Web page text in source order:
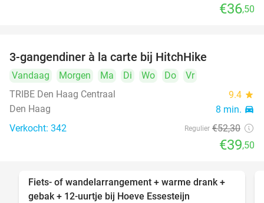
€36,50
3-gangendiner à la carte bij HitchHike
Vandaag Morgen Ma Di Wo Do
Vr
TRIBE Den Haag Centraal
9.4 star
Den Haag 8 min. directions_car
Verkocht: 342 Regulier €52,30
€39,50
40%
Fiets- of wandelarrangement + warme drank +
gebak + 12-uurtje bij Hoeve Essesteijn